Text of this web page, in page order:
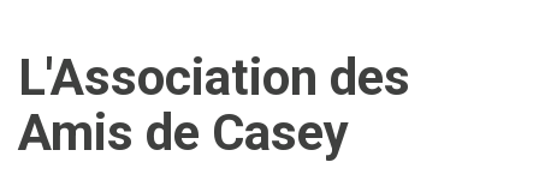
L'Association des
Amis de Casey